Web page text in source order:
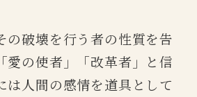
の破壊を行う者の性質を告
愛の使者」「改革者」と信
は人間の感情を道具として